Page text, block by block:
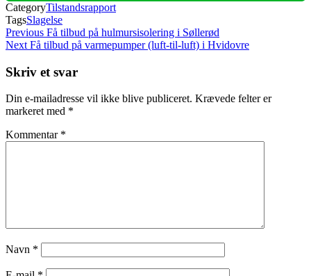
CategoryTilstandsrapport
TagsSlagelse
Indlægsnavigation
Previous
Post
Previous Få tilbud på hulmursisolering i Søllerød
Next
Next Få tilbud på varmepumper (luft-til-luft) i Hvidovre
Skriv et svar
Din e-mailadresse vil ikke blive publiceret. Krævede felter er
markeret med *
Kommentar *
Navn *